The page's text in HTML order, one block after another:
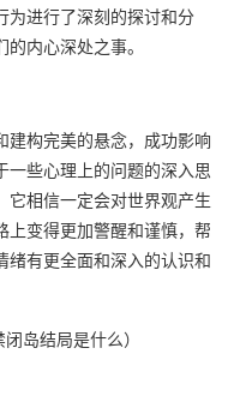
为进行了深刻的探讨和分
内心深处之事。
建构完美的悬念，成功影响
一些心理上的问题的深入思
它相信一定会对世界观产生
上变得更加警醒和谨慎，帮
绪有更全面和深入的认识和